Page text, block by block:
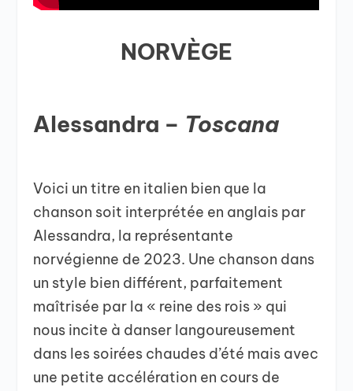
NORVÈGE
Alessandra – Toscana
Voici un titre en italien bien que la
chanson soit interprétée en anglais par
Alessandra, la représentante
norvégienne de 2023. Une chanson dans
un style bien différent, parfaitement
maîtrisée par la « reine des rois » qui
nous incite à danser langoureusement
dans les soirées chaudes d’été mais avec
une petite accélération en cours de